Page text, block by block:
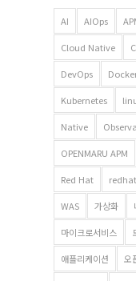
AI AIOps
Cloud Native
DevOps
Kubernetes
Native
OPENMARU APM
Red Hat redhat
WAS 가상화
마이크로서비스
애플리케이션 오